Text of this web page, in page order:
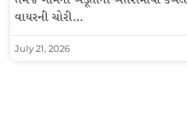
વાયરની ચોરી…
July 21, 2026